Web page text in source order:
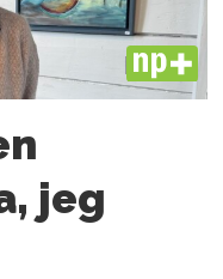
PLUS
jeg